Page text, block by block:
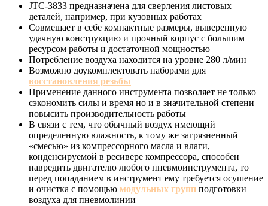
JTC-3833 предназначена для сверления листовых
деталей, например, при кузовных работах
Совмещает в себе компактные размеры, выверенную
удачную конструкцию и прочный корпус с большим
ресурсом работы и достаточной мощностью
Потребление воздуха находится на уровне 280 л/мин
Возможно доукомплектовать наборами для
восстановления резьбы
Применение данного инструмента позволяет не только
сэкономить силы и время но и в значительной степени
повысить производительность работы
В связи с тем, что обычный воздух имеющий
определенную влажность, к тому же загрязненный
«смесью» из компрессорного масла и влаги,
конденсируемой в ресивере компрессора, способен
навредить двигателю любого пневмоинструмента, то
перед попаданием в инструмент ему требуется осушение
и очистка с помощью модульных групп подготовки
воздуха для пневмолинии